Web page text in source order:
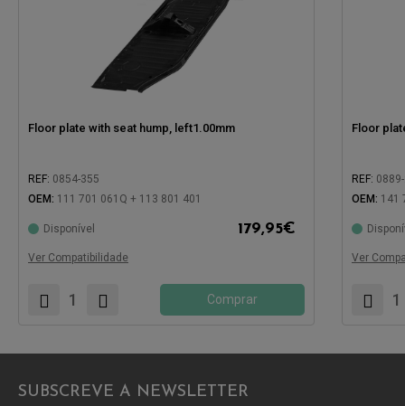
Floor plate with seat hump, left1.00mm
REF: 0854-355
OEM: 111 701 061Q + 113 801 401
Disponível 179,95€
Ver Compatibilidade
Comprar
Floor
REF:
OEM: 141
Ver
SUBSCREVE A NEWSLETTER